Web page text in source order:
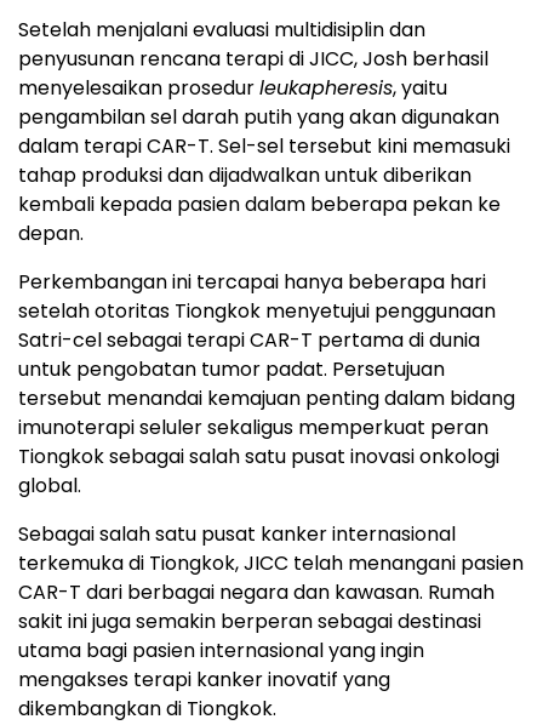
Setelah menjalani evaluasi multidisiplin dan
penyusunan rencana terapi di JICC, Josh berhasil
menyelesaikan prosedurleukapheresis, yaitu
pengambilan sel darah putih yang akan digunakan
dalam terapi CAR-T. Sel-sel tersebut kini memasuki
tahap produksi dan dijadwalkan untuk diberikan
kembali kepada pasien dalam beberapa pekan ke
depan.
Perkembangan ini tercapai hanya beberapa hari
setelah otoritas Tiongkok menyetujui penggunaan
Satri-cel sebagai terapi CAR-T pertama di dunia
untuk pengobatan tumor padat. Persetujuan
tersebut menandai kemajuan penting dalam bidang
imunoterapi seluler sekaligus memperkuat peran
Tiongkok sebagai salah satu pusat inovasi onkologi
global.
Sebagai salah satu pusat kanker internasional
terkemuka di Tiongkok, JICC telah menangani pasien
CAR-T dari berbagai negara dan kawasan. Rumah
sakit ini juga semakin berperan sebagai destinasi
utama bagi pasien internasional yang ingin
mengakses terapi kanker inovatif yang
dikembangkan di Tiongkok.